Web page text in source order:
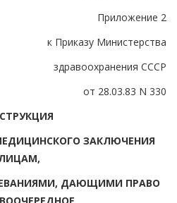
Приложение 2
к Приказу Министерства
здравоохранения СССР
от 28.03.83 N 330
ЗАКЛЮЧЕНИЯ
ДАЮЩИМИ ПРАВО